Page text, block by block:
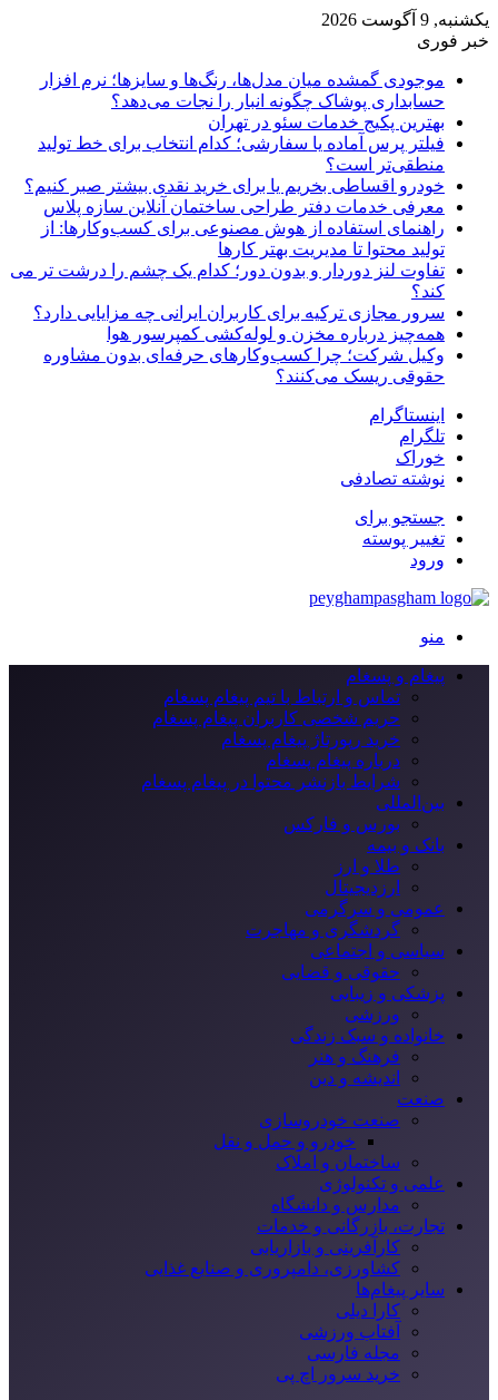
یکشنبه, 9 آگوست 2026
خبر فوری
موجودی گمشده میان مدل‌ها، رنگ‌ها و سایزها؛ نرم افزار
حسابداری پوشاک چگونه انبار را نجات می‌دهد؟
بهترین پکیج خدمات سئو در تهران
فیلتر پرس آماده یا سفارشی؛ کدام انتخاب برای خط تولید
منطقی‌تر است؟
خودرو اقساطی بخریم یا برای خرید نقدی بیشتر صبر کنیم؟
معرفی خدمات دفتر طراحی ساختمان آنلاین سازه پلاس
راهنمای استفاده از هوش مصنوعی برای کسب‌وکارها: از
تولید محتوا تا مدیریت بهتر کارها
تفاوت لنز دوردار و بدون دور؛ کدام یک چشم را درشت تر می
کند؟
سرور مجازی ترکیه برای کاربران ایرانی چه مزایایی دارد؟
همه‌چیز درباره مخزن و لوله‌کشی کمپرسور هوا
وکیل شرکت؛ چرا کسب‌وکارهای حرفه‌ای بدون مشاوره
حقوقی ریسک می‌کنند؟
اینستاگرام
تلگرام
خوراک
نوشته تصادفی
جستجو برای
تغییر پوسته
ورود
منو
پیغام و پسغام
تماس و ارتباط با تیم پیغام پسغام
حریم شخصی کاربران پیغام پسغام
خرید رپورتاژ پیغام پسغام
درباره پیغام پسغام
شرایط بازنشر محتوا در پیغام پسغام
بین‌المللی
بورس و فارکس
بانک و بیمه
طلا و ارز
ارزدیجیتال
عمومی و سرگرمی
گردشگری و مهاجرت
سیاسی و اجتماعی
حقوقی و قضایی
پزشکی و زیبایی
ورزشی
خانواده و سبک زندگی
فرهنگ و هنر
اندیشه و دین
صنعت
صنعت خودروسازی
خودرو و حمل و نقل
ساختمان و املاک
علمی و تکنولوژی
مدارس و دانشگاه
تجارت، بازرگانی و خدمات
کارآفرینی و بازاریابی
کشاورزی، دامپروری و صنایع غذایی
سایر پیغام‌ها
کارا دیلی
آفتاب ورزشی
مجله فارسی
خرید سرور اچ پی